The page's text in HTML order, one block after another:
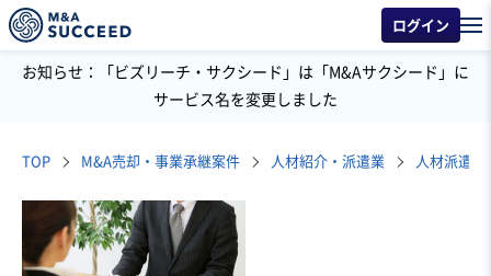
ログイン
お知らせ：「ビズリーチ・サクシード」は「M&Aサクシード」に
サービス名を変更しました
TOP M&A売却・事業承継案件 人材紹介・派遣業 人材派遣